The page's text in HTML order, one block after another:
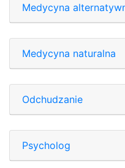
Medycyna
Medycyna naturalna
Odchudzanie
Psycholog